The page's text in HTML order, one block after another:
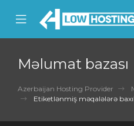
Mobile
Menu
Məlumat bazası
Azerbaijan Hosting Provider
Etiketlənmiş məqalələrə